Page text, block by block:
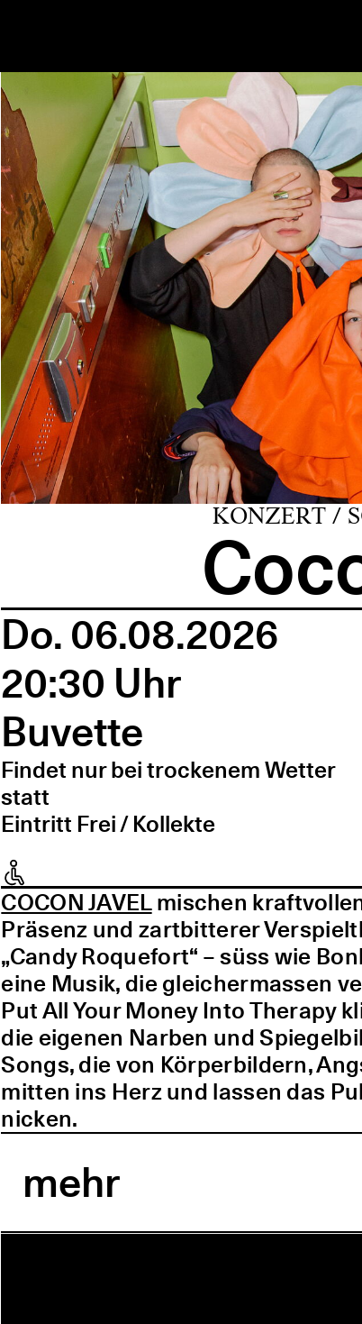
KONZERT /
Do. 06.08.2026
20:30 Uhr
Buvette
Findet nur bei trockenem Wetter
statt
Eintritt Frei / Kollekte
COCON JAVELmischen
Präsenz und zartbitterer
„Candy Roquefort“ – süss wie
eine Musik, die gleichermassen
Put All Your Money Into Therapy
die eigenen Narben und
Songs, die von Körperbildern,
mitten ins Herz und lassen das
nicken.
mehr